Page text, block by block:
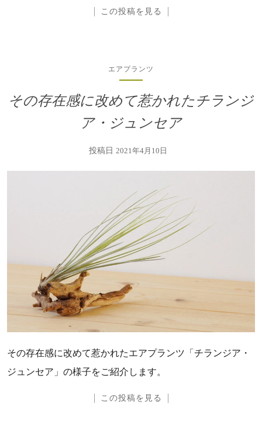
この投稿を見る
エアプランツ
その存在感に改めて惹かれたチランジ
ア・ジュンセア
投稿日 2021年4月10日
その存在感に改めて惹かれたエアプランツ「チランジア・
ジュンセア」の様子をご紹介します。
この投稿を見る